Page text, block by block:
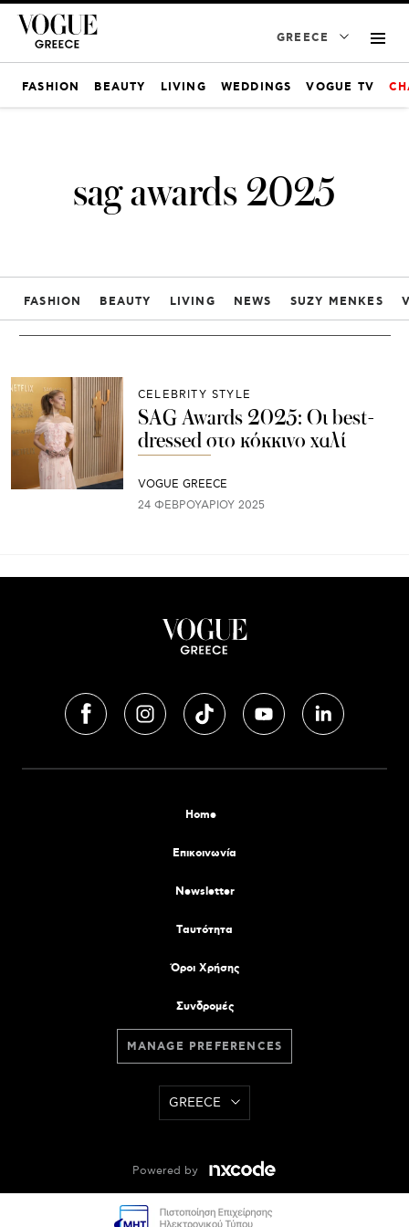
GREECE
FASHION BEAUTY LIVING WEDDINGS VOGUE TV
sag awards 2025
FASHION BEAUTY LIVING NEWS SUZY MENKES
CELEBRITY STYLE
SAG Awards 2025: Οι best-
dressed στο κόκκινο χαλί
VOGUE GREECE
24 ΦΕΒΡΟΥΑΡΊΟΥ 2025
Home
Επικοινωνία
Newsletter
Tαυτότητα
Όροι Χρήσης
Συνδρομές
MANAGE PREFERENCES
GREECE
Powered by